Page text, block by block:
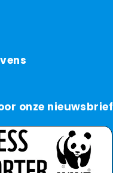
onze nieuwsbrief